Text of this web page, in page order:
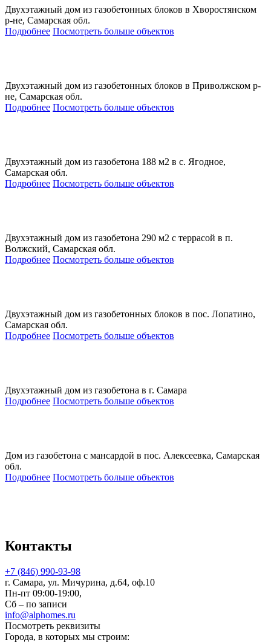
Двухэтажный дом из газобетонных блоков в Хворостянском
р-не, Самарская обл.
Подробнее Посмотреть больше объектов
Двухэтажный дом из газобетонных блоков в Приволжском р-
не, Самарская обл.
Подробнее Посмотреть больше объектов
Двухэтажный дом из газобетона 188 м2 в с. Ягодное,
Самарская обл.
Подробнее Посмотреть больше объектов
Двухэтажный дом из газобетона 290 м2 с террасой в п.
Волжский, Самарская обл.
Подробнее Посмотреть больше объектов
Двухэтажный дом из газобетонных блоков в пос. Лопатино,
Самарская обл.
Подробнее Посмотреть больше объектов
Двухэтажный дом из газобетона в г. Самара
Подробнее Посмотреть больше объектов
Дом из газобетона с мансардой в пос. Алексеевка, Самарская
обл.
Подробнее Посмотреть больше объектов
Контакты
+7 (846) 990-93-98
г. Самара, ул. Мичурина, д.64, оф.10
Пн-пт 09:00-19:00,
Сб – по записи
info@alphomes.ru
Посмотреть реквизиты
Города, в которых мы строим: